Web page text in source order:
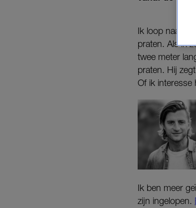
Ik loop naar
praten. Als ik
twee meter
praten. Hij
Of ik interesse
Ik ben meer
zijn ingelopen.